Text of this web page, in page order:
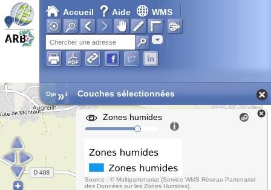
Accueil Aide WMS
Adresse
Open Street Map
» Couches sélectionnées
Zones humides
Source : © Multipartenariat (Service WMS Réseau Partenarial
des Données sur les Zones Humides).